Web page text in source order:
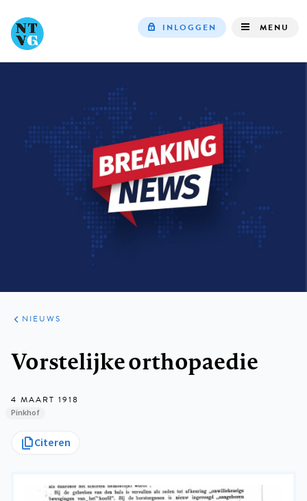
INLOGGEN MENU
ARTIKELEN
HET
KORT
NIEUWS
Vorstelijke orthopaedie
4 MAART 1918
Pinkhof
Citeren